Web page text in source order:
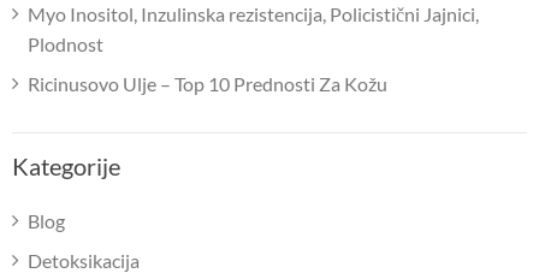
Myo Inositol, Inzulinska rezistencija, Policistični Jajnici,
Plodnost
Ricinusovo Ulje – Top 10 Prednosti Za Kožu
Kategorije
Blog
Detoksikacija